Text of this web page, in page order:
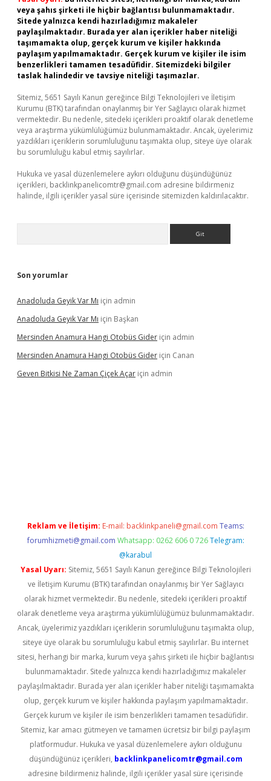
veya şahıs şirketi ile hiçbir bağlantısı bulunmamaktadır.
Sitede yalnızca kendi hazırladığımız makaleler
paylaşılmaktadır. Burada yer alan içerikler haber niteliği
taşımamakta olup, gerçek kurum ve kişiler hakkında
paylaşım yapılmamaktadır. Gerçek kurum ve kişiler ile isim
benzerlikleri tamamen tesadüfidir. Sitemizdeki bilgiler
taslak halindedir ve tavsiye niteliği taşımazlar.
Sitemiz, 5651 Sayılı Kanun gereğince Bilgi Teknolojileri ve İletişim
Kurumu (BTK) tarafından onaylanmış bir Yer Sağlayıcı olarak hizmet
vermektedir. Bu nedenle, sitedeki içerikleri proaktif olarak denetleme
veya araştırma yükümlülüğümüz bulunmamaktadır. Ancak, üyelerimiz
yazdıkları içeriklerin sorumluluğunu taşımakta olup, siteye üye olarak
bu sorumluluğu kabul etmiş sayılırlar.
Hukuka ve yasal düzenlemelere aykırı olduğunu düşündüğünüz
içerikleri, backlinkpanelicomtr@gmail.com adresine bildirmeniz
halinde, ilgili içerikler yasal süre içerisinde sitemizden kaldırılacaktır.
Son yorumlar
Anadoluda Geyik Var Mı için admin
Anadoluda Geyik Var Mı için Başkan
Mersinden Anamura Hangi Otobüs Gider için admin
Mersinden Anamura Hangi Otobüs Gider için Canan
Geven Bitkisi Ne Zaman Çiçek Açar için admin
Reklam ve İletişim: E-mail: backlinkpaneli@gmail.com Teams:
forumhizmeti@gmail.com Whatsapp: 0262 606 0 726 Telegram:
@karabul
Yasal Uyarı: Sitemiz, 5651 Sayılı Kanun gereğince Bilgi Teknolojileri
ve İletişim Kurumu (BTK) tarafından onaylanmış bir Yer Sağlayıcı
olarak hizmet vermektedir. Bu nedenle, sitedeki içerikleri proaktif
olarak denetleme veya araştırma yükümlülüğümüz bulunmamaktadır.
Ancak, üyelerimiz yazdıkları içeriklerin sorumluluğunu taşımakta olup,
siteye üye olarak bu sorumluluğu kabul etmiş sayılırlar. Bu internet
sitesi, herhangi bir marka, kurum veya şahıs şirketi ile hiçbir bağlantısı
bulunmamaktadır. Sitede yalnızca kendi hazırladığımız makaleler
paylaşılmaktadır. Burada yer alan içerikler haber niteliği taşımamakta
olup, gerçek kurum ve kişiler hakkında paylaşım yapılmamaktadır.
Gerçek kurum ve kişiler ile isim benzerlikleri tamamen tesadüfidir.
Sitemiz, kar amacı gütmeyen ve tamamen ücretsiz bir bilgi paylaşım
platformudur. Hukuka ve yasal düzenlemelere aykırı olduğunu
düşündüğünüz içerikleri, backlinkpanelicomtr@gmail.com
adresine bildirmeniz halinde, ilgili içerikler yasal süre içerisinde